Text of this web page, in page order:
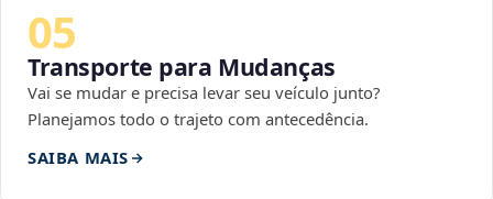
05
Transporte para Mudanças
Vai se mudar e precisa levar seu veículo junto?
Planejamos todo o trajeto com antecedência.
SAIBA MAIS